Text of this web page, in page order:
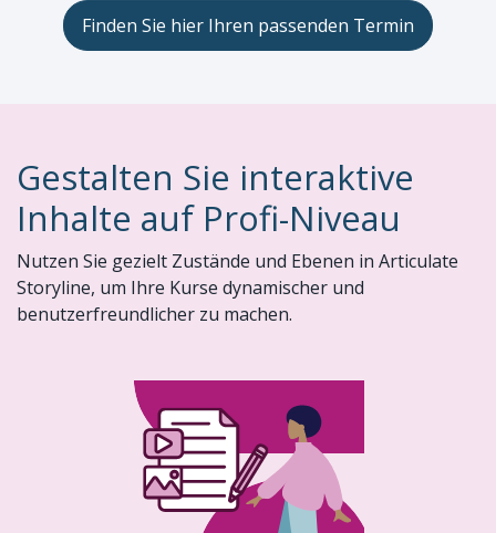
Finden Sie hier Ihren passenden Termin
Gestalten Sie interaktive
Inhalte auf Profi-Niveau
Nutzen Sie gezielt Zustände und Ebenen in Articulate
Storyline, um Ihre Kurse dynamischer und
benutzerfreundlicher zu machen.